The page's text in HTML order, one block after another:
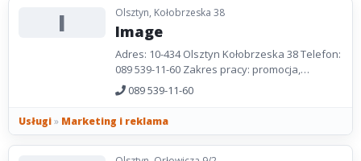
I Olsztyn, Kołobrzeska 38
Image
Adres: 10-434 Olsztyn Kołobrzeska 38 Telefon:
089 539-11-60 Zakres pracy: promocja,
reklama, kreowania wizerunku zewnętrznego
firmy, obsługi...
089 539-11-60
Usługi» Marketing i reklama